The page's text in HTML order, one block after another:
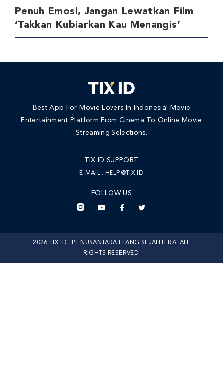
Penuh Emosi, Jangan Lewatkan Film
‘Takkan Kubiarkan Kau Menangis’
Best App For Movie Lovers In Indonesia! Movie
Entertainment Platform From Cinema To Online Movie
Streaming Selections.
TIX ID SUPPORT
E-MAIL : HELP@TIX.ID
FOLLOW US
2026 TIX ID - PT NUSANTARA ELANG SEJAHTERA. ALL
RIGHTS RESERVED.